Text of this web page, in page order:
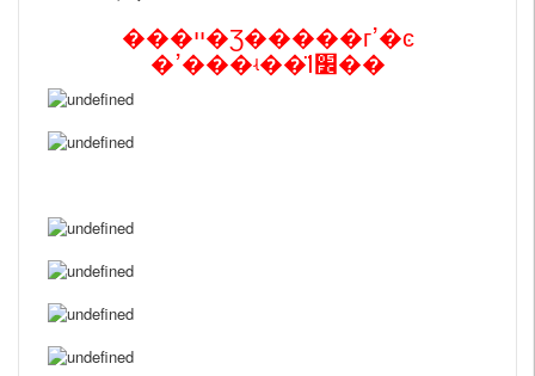
���ײ�Ʒ�����гߴ�ͼ
�ߴ���ʵ��Ϊ׼��